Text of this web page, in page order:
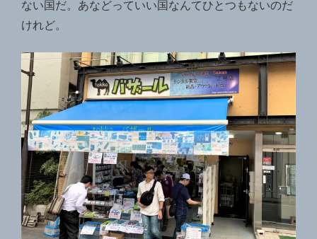
ない国だ。あなどっていい国なんてひとつもないのだ
けれど。